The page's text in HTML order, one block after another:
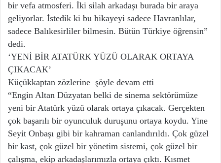
bir vefa atmosferi. İki silah arkadaşı burada bir araya
geliyorlar. İstedik ki bu hikayeyi sadece Havranlılar,
sadece Balıkesirliler bilmesin. Bütün Türkiye öğrensin”
dedi.
‘YENİ BİR ATATÜRK YÜZÜ OLARAK ORTAYA
ÇIKACAK’
Küçükkaptan zözlerine şöyle devam etti
“Engin Altan Düzyatan belki de sinema sektörümüze
yeni bir Atatürk yüzü olarak ortaya çıkacak. Gerçekten
çok başarılı bir oyunculuk duruşunu ortaya koydu. Yine
Seyit Onbaşı gibi bir kahraman canlandırıldı. Çok güzel
bir kast, çok güzel bir yönetim sistemi, çok güzel bir
çalışma, ekip arkadaşlarımızla ortaya çıktı. Kısmet